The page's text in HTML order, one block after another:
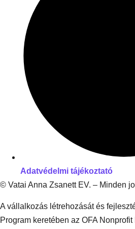
Adatvédelmi tájékoztató
© Vatai Anna Zsanett EV. – Minden
A vállalkozás létrehozását és
Program keretében az OFA Nonprofit